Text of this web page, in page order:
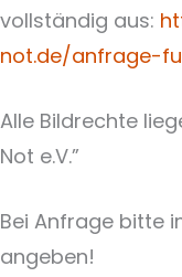
vollständig aus:
not.de/anfrage-
Alle Bildrechte
Not e.V.”
Bei Anfrage bitte
angeben!